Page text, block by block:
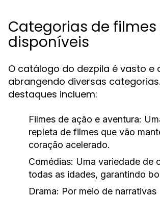
Categorias de filmes
disponíveis
O catálogo do dezpila é vasto e
abrangendo diversas
destaques incluem:
Filmes de ação e aventura:
repleta de filmes que vão
coração acelerado.
Comédias: Uma variedade de
todas as idades, garantindo
Drama: Por meio de narrativas